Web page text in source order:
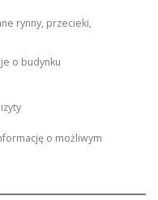
rynny, przecieki,
o budynku
o możliwym